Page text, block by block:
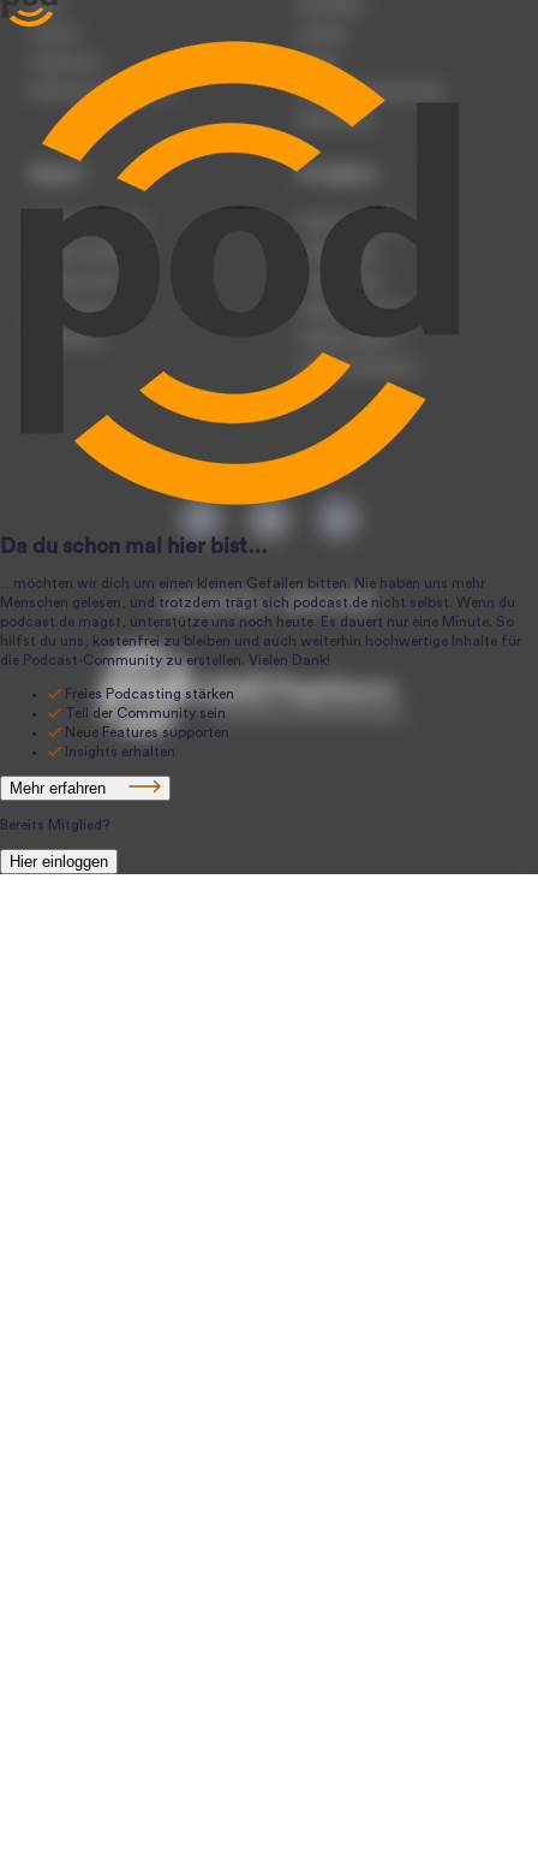
Team
Werben auf podcast.de
Presse
Nutzungsbedingungen
Datenschutz
Podcast anmelden
Podcast hochladen
Podcast-Events
Registrierung
Anmeldung
Produkte
Podcast-Beratung
Podcast-Jobs
Podcast-Push
Podcast-Werbung
Podcast-Agentur
Podcast-Produktion
podcast.de ~ 2004-2026